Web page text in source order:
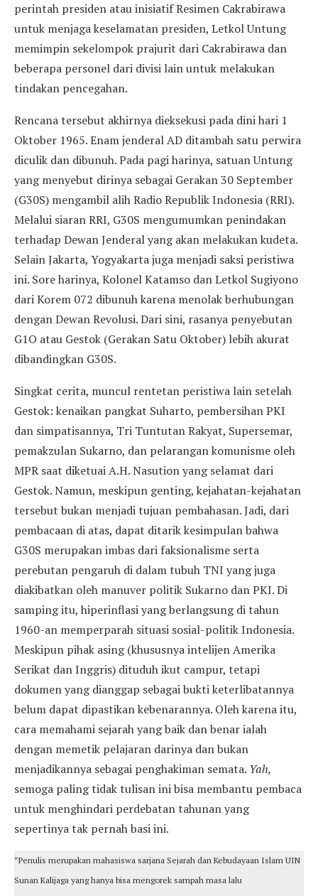
perintah presiden atau inisiatif Resimen Cakrabirawa
untuk menjaga keselamatan presiden, Letkol Untung
memimpin sekelompok prajurit dari Cakrabirawa dan
beberapa personel dari divisi lain untuk melakukan
tindakan pencegahan.
Rencana tersebut akhirnya dieksekusi pada dini hari 1
Oktober 1965. Enam jenderal AD ditambah satu perwira
diculik dan dibunuh. Pada pagi harinya, satuan Untung
yang menyebut dirinya sebagai Gerakan 30 September
(G30S) mengambil alih Radio Republik Indonesia (RRI).
Melalui siaran RRI, G30S mengumumkan penindakan
terhadap Dewan Jenderal yang akan melakukan kudeta.
Selain Jakarta, Yogyakarta juga menjadi saksi peristiwa
ini. Sore harinya, Kolonel Katamso dan Letkol Sugiyono
dari Korem 072 dibunuh karena menolak berhubungan
dengan Dewan Revolusi. Dari sini, rasanya penyebutan
G1O atau Gestok (Gerakan Satu Oktober) lebih akurat
dibandingkan G30S.
Singkat cerita, muncul rentetan peristiwa lain setelah
Gestok: kenaikan pangkat Suharto, pembersihan PKI
dan simpatisannya, Tri Tuntutan Rakyat, Supersemar,
pemakzulan Sukarno, dan pelarangan komunisme oleh
MPR saat diketuai A.H. Nasution yang selamat dari
Gestok. Namun, meskipun genting, kejahatan-kejahatan
tersebut bukan menjadi tujuan pembahasan. Jadi, dari
pembacaan di atas, dapat ditarik kesimpulan bahwa
G30S merupakan imbas dari faksionalisme serta
perebutan pengaruh di dalam tubuh TNI yang juga
diakibatkan oleh manuver politik Sukarno dan PKI. Di
samping itu, hiperinflasi yang berlangsung di tahun
1960-an memperparah situasi sosial-politik Indonesia.
Meskipun pihak asing (khususnya intelijen Amerika
Serikat dan Inggris) dituduh ikut campur, tetapi
dokumen yang dianggap sebagai bukti keterlibatannya
belum dapat dipastikan kebenarannya. Oleh karena itu,
cara memahami sejarah yang baik dan benar ialah
dengan memetik pelajaran darinya dan bukan
menjadikannya sebagai penghakiman semata. Yah,
semoga paling tidak tulisan ini bisa membantu pembaca
untuk menghindari perdebatan tahunan yang
sepertinya tak pernah basi ini.
*Penulis merupakan mahasiswa sarjana Sejarah dan Kebudayaan Islam UIN
Sunan Kalijaga yang hanya bisa mengorek sampah masa lalu